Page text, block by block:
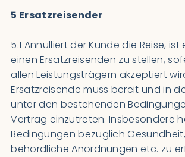
5 Ersatzreisender
5.1 Annulliert der Kunde die Reise,
einen Ersatzreisenden zu stellen,
allen Leistungsträgern akzeptiert
Ersatzreisende muss bereit und in
unter den bestehenden
Vertrag einzutreten. Insbesondere
Bedingungen bezüglich
behördliche Anordnungen etc. zu